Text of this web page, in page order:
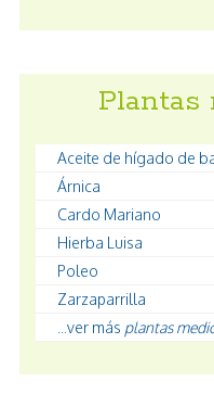
Plantas
Aceite de hígado de
Árnica
Cardo Mariano
Hierba Luisa
Poleo
Zarzaparrilla
...ver más plantas